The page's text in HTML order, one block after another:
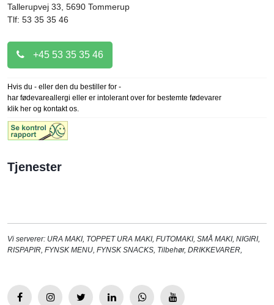
Tallerupvej 33, 5690 Tommerup
Tlf: 53 35 35 46
+45 53 35 35 46
Hvis du - eller den du bestiller for -
har fødevareallergi eller er intolerant over for bestemte fødevarer
klik her og kontakt os.
Tjenester
Vi serverer: URA MAKI, TOPPET URA MAKI, FUTOMAKI, SMÅ MAKI, NIGIRI,
RISPAPIR FYNSK MENU FYNSK SNACKS Tilbehør, DRIKKEVARER